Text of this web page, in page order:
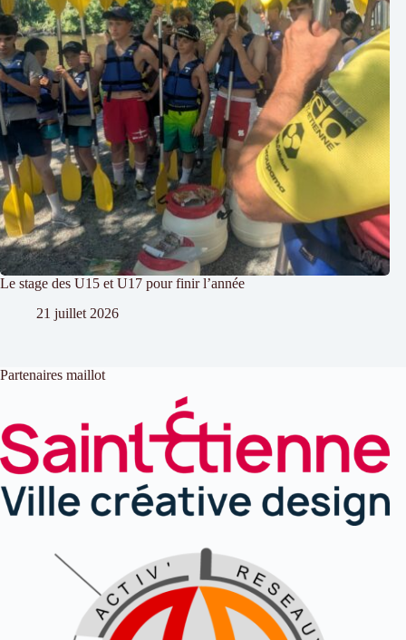
Le stage des U15 et U17 pour finir l’année
21 juillet 2026
Partenaires maillot